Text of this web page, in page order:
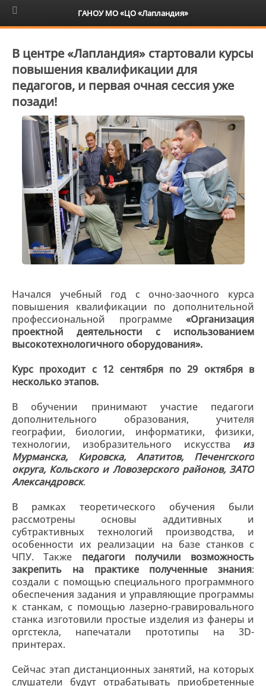
6+
В центре «Лапландия» стартовали курсы
повышения квалификации для
педагогов, и первая очная сессия уже
позади!
Начался учебный год с очно-заочного курса
повышения квалификации по дополнительной
профессиональной программе «Организация
проектной деятельности с использованием
высокотехнологичного оборудования».
Курс проходит с 12 сентября по 29 октября в
несколько этапов.
В обучении принимают участие педагоги
дополнительного образования, учителя
географии, биологии, информатики, физики,
технологии, изобразительного искусства из
Мурманска, Кировска, Апатитов, Печенгского
округа, Кольского и Ловозерского районов, ЗАТО
Александровск.
В рамках теоретического обучения были
рассмотрены основы аддитивных и
субтрактивных технологий производства, и
особенности их реализации на базе станков с
ЧПУ. Также педагоги получили возможность
закрепить на практике полученные знания:
создали с помощью специального программного
обеспечения задания и управляющие программы
к станкам, с помощью лазерно-гравировального
станка изготовили простые изделия из фанеры и
оргстекла, напечатали прототипы на 3D-
принтерах.
Сейчас этап дистанционных занятий, на которых
слушатели будут отрабатывать приобретенные
ГАНОУ МО «ЦО «Лапландия»